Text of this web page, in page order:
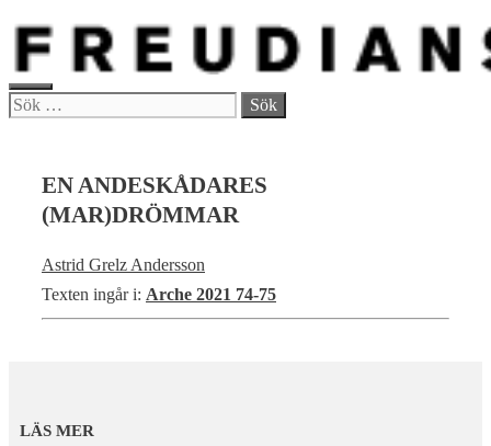
Hoppa
innehåll
MENY
Sök
EN ANDESKÅDARES
(MAR)DRÖMMAR
Astrid Grelz Andersson
Texten ingår i: Arche 2021 74-75
LÄS MER